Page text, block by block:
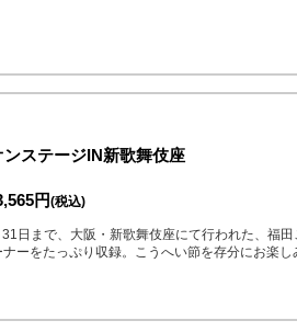
ステージIN新歌舞伎座
円(税込)
日まで、大阪・新歌舞伎座にて行われた、福
ーをたっぷり収録。こうへい節を存分にお楽し